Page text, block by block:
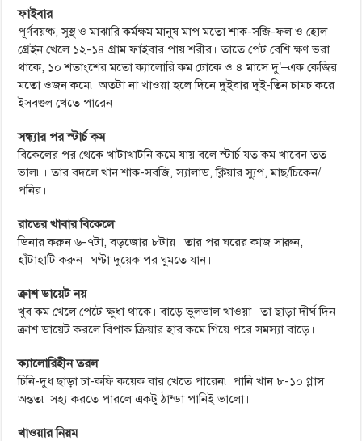
ফাইবার
পূর্ণবয়ষ্ক, সুস্থ ও মাঝারি কর্মক্ষম মানুষ মাপ মতো শাক-সব্জি-ফল ও হোল
গ্রেইন খেলে ১২-১৪ গ্রাম ফাইবার পায় শরীর। তাতে পেট বেশি ক্ষণ ভরা
থাকে, ১০ শতাংশের মতো ক্যালোরি কম ঢোকে ও ৪ মাসে দু’–এক কেজির
মতো ওজন কমে৷ অতটা না খাওয়া হলে দিনে দুইবার দুই-তিন চামচ করে
ইসবগুল খেতে পারেন।
সন্ধ্যার পর স্টার্চ কম
বিকেলের পর থেকে খাটাখাটনি কমে যায় বলে স্টার্চ যত কম খাবেন তত
ভাল৷। তার বদলে খান শাক-সবজি, স্যালাড, ক্লিয়ার স্যুপ, মাছ/চিকেন/
পনির।
রাতের খাবার বিকেলে
ডিনার করুন ৬-৭টা, বড়জোর ৮টায়। তার পর ঘরের কাজ সারুন,
হাঁটাহাটি করুন। ঘণ্টা দুয়েক পর ঘুমতে যান।
ক্রাশ ডায়েট নয়
খুব কম খেলে পেটে ক্ষুধা থাকে। বাড়ে ভুলভাল খাওয়া। তা ছাড়া দীর্ঘ দিন
ক্রাশ ডায়েট করলে বিপাক ক্রিয়ার হার কমে গিয়ে পরে সমস্যা বাড়ে।
ক্যালোরিহীন তরল
চিনি-দুধ ছাড়া চা-কফি কয়েক বার খেতে পারেন৷ পানি খান ৮-১০ গ্লাস
অন্তত৷ সহ্য করতে পারলে একটু ঠান্ডা পানিই ভালো।
খাওয়ার নিয়ম